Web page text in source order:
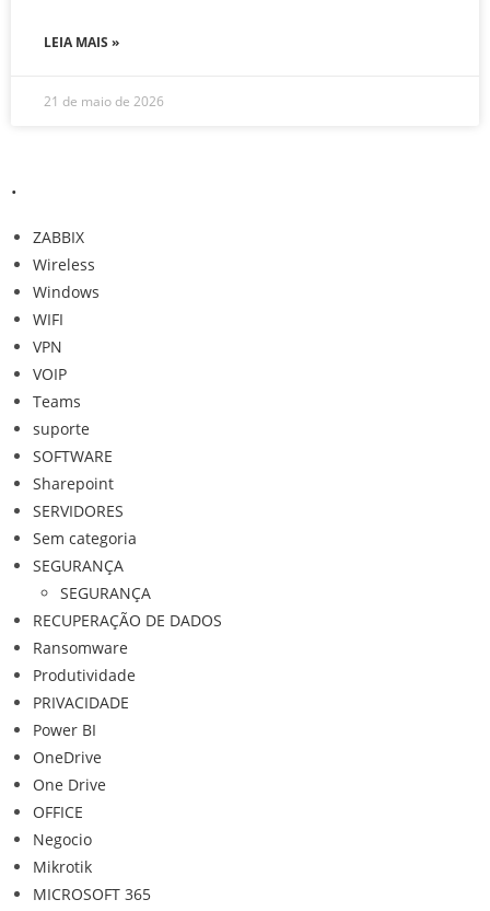
LEIA MAIS »
21 de maio de 2026
.
ZABBIX
Wireless
Windows
WIFI
VPN
VOIP
Teams
suporte
SOFTWARE
Sharepoint
SERVIDORES
Sem categoria
SEGURANÇA
SEGURANÇA
RECUPERAÇÃO DE DADOS
Ransomware
Produtividade
PRIVACIDADE
Power BI
OneDrive
One Drive
OFFICE
Negocio
Mikrotik
MICROSOFT 365